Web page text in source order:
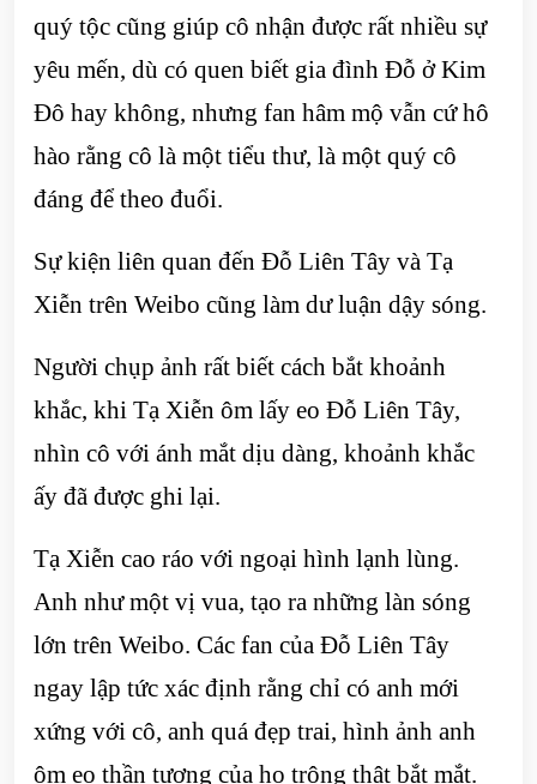
quý tộc cũng giúp cô nhận được rất nhiều sự
yêu mến, dù có quen biết gia đình Đỗ ở Kim
Đô hay không, nhưng fan hâm mộ vẫn cứ hô
hào rằng cô là một tiểu thư, là một quý cô
đáng để theo đuổi.
Sự kiện liên quan đến Đỗ Liên Tây và Tạ
Xiễn trên Weibo cũng làm dư luận dậy sóng.
Người chụp ảnh rất biết cách bắt khoảnh
khắc, khi Tạ Xiễn ôm lấy eo Đỗ Liên Tây,
nhìn cô với ánh mắt dịu dàng, khoảnh khắc
ấy đã được ghi lại.
Tạ Xiễn cao ráo với ngoại hình lạnh lùng.
Anh như một vị vua, tạo ra những làn sóng
lớn trên Weibo. Các fan của Đỗ Liên Tây
ngay lập tức xác định rằng chỉ có anh mới
xứng với cô, anh quá đẹp trai, hình ảnh anh
ôm eo thần tượng của họ trông thật bắt mắt.